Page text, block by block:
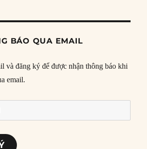
BÁO QUA EMAIL
và đăng ký để được nhận thông báo khi
email.